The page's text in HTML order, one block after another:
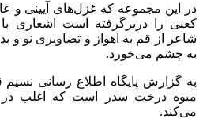
در این مجموعه که غزل‌های آیینی و
کعبی را دربرگرفته است اشعاری
شاعر از قم به اهواز و تصاویری نو و
به چشم می‌خورد.
به گزارش پایگاه اطلاع رسانی نسیم
میوه درخت سدر است که اغلب
می‌کند.